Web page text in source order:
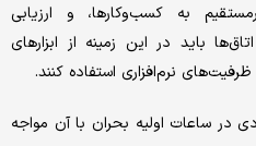
به کسب‌وکارها، و ارزیابی
باید در این زمینه از ابزارهای
نرم‌افزاری استفاده کنند.
در ساعات اولیه بحران با آن مواجه